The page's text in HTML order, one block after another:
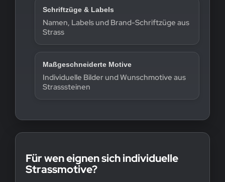
Schriftzüge & Labels
Namen, Labels und Brand-Schriftzüge aus
Strass
Maßgeschneiderte Motive
Individuelle Bilder und Wunschmotive aus
Strasssteinen
Für wen eignen sich individuelle
Strassmotive?